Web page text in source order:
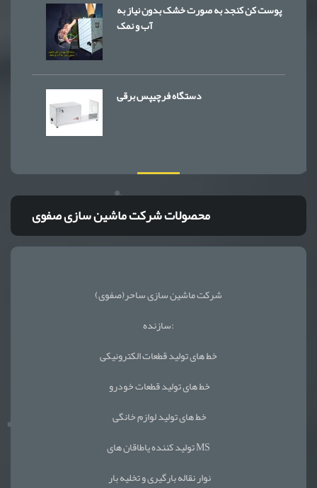
پوست کن کنجد به صورت خشک بدون نیاز به
آب و نمک
دستگاه فرچیپس برقی
محصولات شرکت ماشین سازی صفوی
شرکت ماشین سازی ساحر(صفوی)
سازنده:
خط های تولید قطعات الکترونیکی
خط های تولید قطعات خودرو
خط های تولید لوازم خانگی
تولید کننده یاطاقان های MS
نوار نقاله بارگیری و تخلیه بار